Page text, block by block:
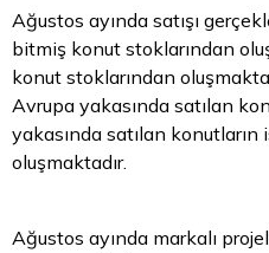
Ağustos ayında satışı
bitmiş konut stoklarından
konut stoklarından
Avrupa yakasında satılan
yakasında satılan
oluşmaktadır.
Ağustos ayında markalı